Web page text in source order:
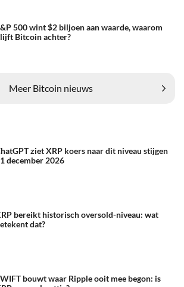
500 wint $2 biljoen aan waarde, waarom
Bitcoin achter?
Meer Bitcoin nieuws
ziet XRP koers naar dit niveau stijgen
december 2026
bereikt historisch oversold-niveau: wat
dat?
bouwt waar Ripple ooit mee begon: is